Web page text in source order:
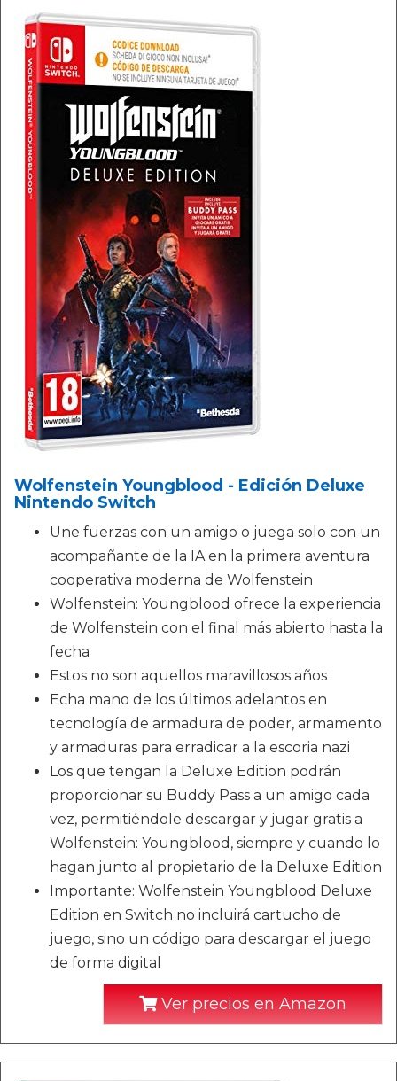
Wolfenstein Youngblood - Edición Deluxe
Nintendo Switch
Une fuerzas con un amigo o juega solo con un
acompañante de la IA en la primera aventura
cooperativa moderna de Wolfenstein
Wolfenstein: Youngblood ofrece la experiencia
de Wolfenstein con el final más abierto hasta la
fecha
Estos no son aquellos maravillosos años
Echa mano de los últimos adelantos en
tecnología de armadura de poder, armamento
y armaduras para erradicar a la escoria nazi
Los que tengan la Deluxe Edition podrán
proporcionar su Buddy Pass a un amigo cada
vez, permitiéndole descargar y jugar gratis a
Wolfenstein: Youngblood, siempre y cuando lo
hagan junto al propietario de la Deluxe Edition
Importante: Wolfenstein Youngblood Deluxe
Edition en Switch no incluirá cartucho de
juego, sino un código para descargar el juego
de forma digital
Ver precios en Amazon